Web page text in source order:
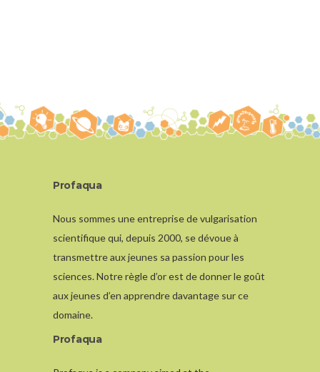
Profaqua
Nous sommes une entreprise de vulgarisation
scientifique qui, depuis 2000, se dévoue à
transmettre aux jeunes sa passion pour les
sciences. Notre règle d’or est de donner le goût
aux jeunes d’en apprendre davantage sur ce
domaine.
Profaqua